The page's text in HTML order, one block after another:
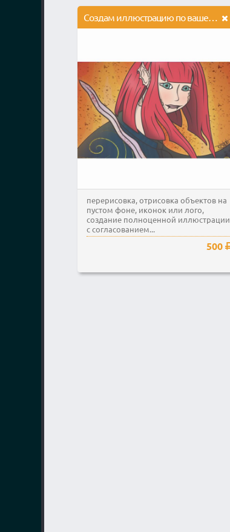
Создам иллюстрацию по вашему эскизу или описанию в AI или SAI
перерисовка, отрисовка объектов на
пустом фоне, иконок или лого,
создание полноценной иллюстрации
с согласованием...
500